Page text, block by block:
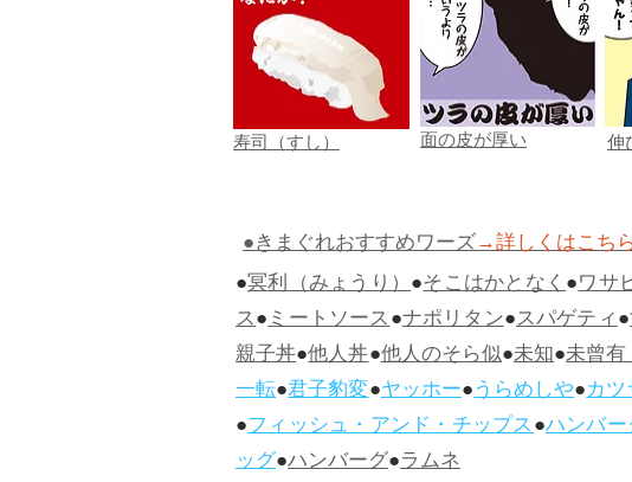
寿司（すし） 面の皮が厚い 伸
●きまぐれおすすめワーズ→詳しくはこち
●冥利（みょうり）●そこはかとなく●ワサ
ス●ミートソース●ナポリタン●スパゲティ●
親子丼●他人丼●他人のそら似●未知●未曾
一転●君子豹変●ヤッホー●うらめしや●カ
●フィッシュ・アンド・チップス●ハンバ
ッグ●ハンバーグ●ラムネ